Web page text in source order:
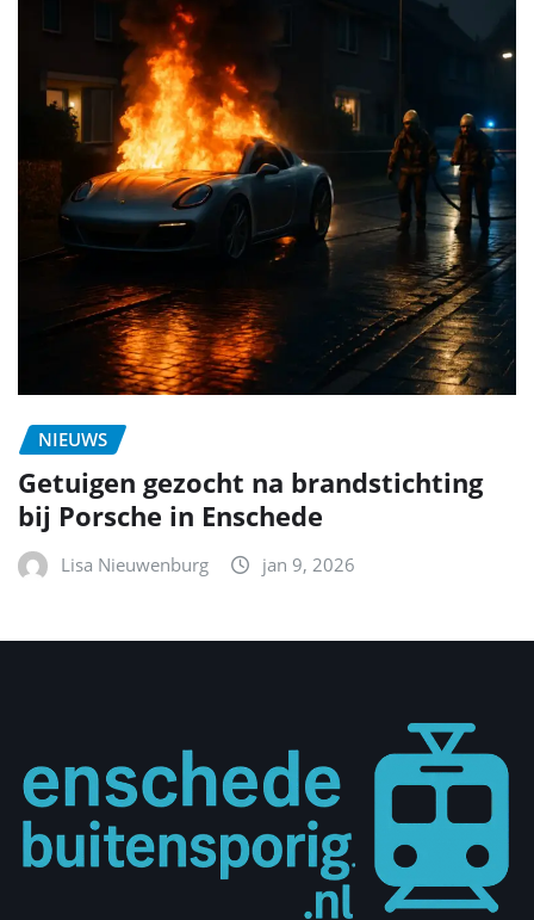
NIEUWS
Getuigen gezocht na brandstichting
bij Porsche in Enschede
Lisa Nieuwenburg jan 9, 2026